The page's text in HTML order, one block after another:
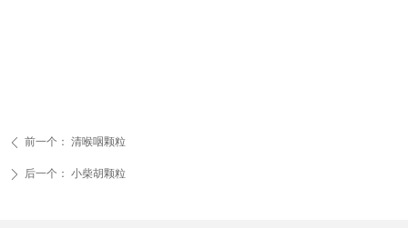
ꄴ 前一个： 清喉咽颗粒
ꄲ 后一个： 小柴胡颗粒